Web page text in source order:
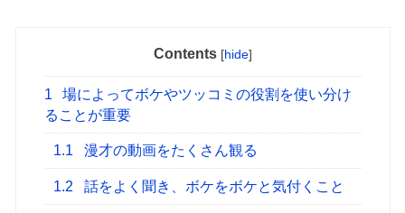
Contents [hide]
1
場によってボケやツッコミの役割を使い分け
ることが重要
1.1 漫才の動画をたくさん観る
1.2 話をよく聞き、ボケをボケと気付くこと